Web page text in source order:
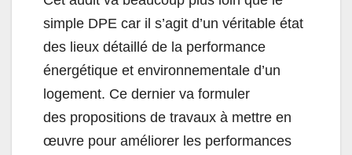
simple DPE car il s’agit d’un véritable état
des lieux détaillé de la performance
énergétique et environnementale d’un
logement. Ce dernier va formuler
des propositions de travaux à mettre en
œuvre pour améliorer les performances